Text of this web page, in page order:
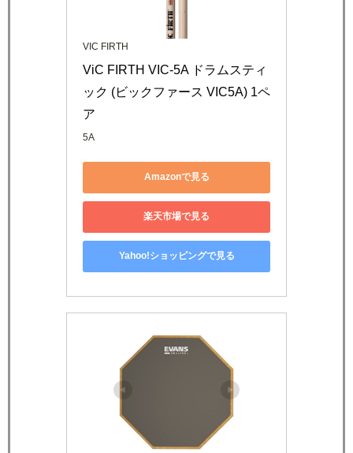
VIC FIRTH
ViC FIRTH VIC-5A ドラムスティ
ック (ビックファース VIC5A) 1ペ
ア
5A
Amazonで見る
楽天市場で見る
Yahoo!ショッピングで見る